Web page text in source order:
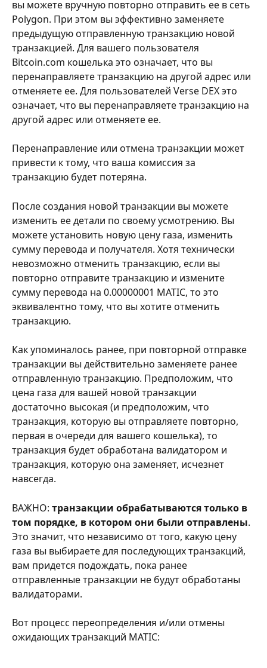
вы можете вручную повторно отправить ее в сеть
Polygon. При этом вы эффективно заменяете
предыдущую отправленную транзакцию новой
транзакцией. Для вашего пользователя
Bitcoin.com кошелька это означает, что вы
перенаправляете транзакцию на другой адрес или
отменяете ее. Для пользователей Verse DEX это
означает, что вы перенаправляете транзакцию на
другой адрес или отменяете ее.
Перенаправление или отмена транзакции может
привести к тому, что ваша комиссия за
транзакцию будет потеряна.
После создания новой транзакции вы можете
изменить ее детали по своему усмотрению. Вы
можете установить новую цену газа, изменить
сумму перевода и получателя. Хотя технически
невозможно отменить транзакцию, если вы
повторно отправите транзакцию и измените
сумму перевода на 0.00000001 MATIC, то это
эквивалентно тому, что вы хотите отменить
транзакцию.
Как упоминалось ранее, при повторной отправке
транзакции вы действительно заменяете ранее
отправленную транзакцию. Предположим, что
цена газа для вашей новой транзакции
достаточно высокая (и предположим, что
транзакция, которую вы отправляете повторно,
первая в очереди для вашего кошелька), то
транзакция будет обработана валидатором и
транзакция, которую она заменяет, исчезнет
навсегда.
ВАЖНО: транзакции обрабатываются только в
том порядке, в котором они были отправлены.
Это значит, что независимо от того, какую цену
газа вы выбираете для последующих транзакций,
вам придется подождать, пока ранее
отправленные транзакции не будут обработаны
валидаторами.
Вот процесс переопределения и/или отмены
ожидающих транзакций MATIC: